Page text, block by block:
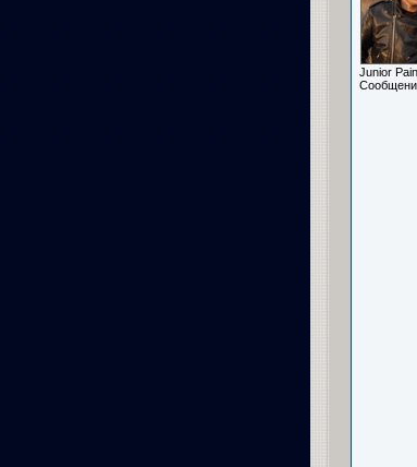
Junior